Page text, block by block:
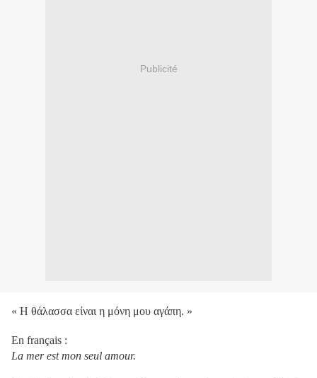
Publicité
« Η θάλασσα είναι η μόνη μου αγάπη. »
En français :
La mer est mon seul amour.